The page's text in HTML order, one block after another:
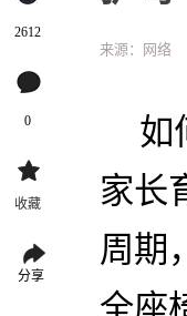
2612
0
收藏
分享
来源：网络
如
家长
周期